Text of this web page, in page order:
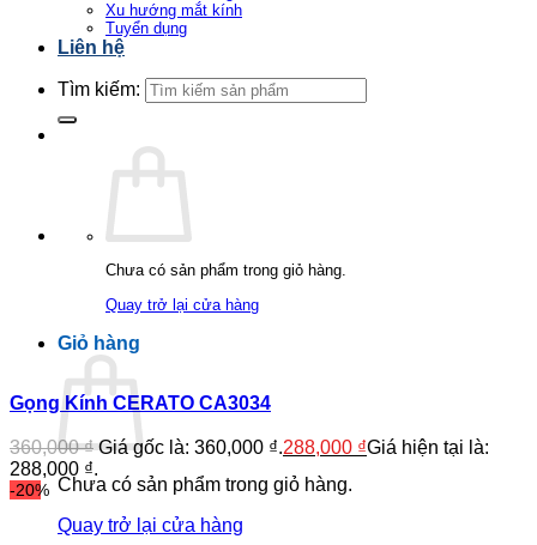
Xu hướng mắt kính
Tuyển dụng
Liên hệ
Tìm kiếm:
Chưa có sản phẩm trong giỏ hàng.
Quay trở lại cửa hàng
Giỏ hàng
Chưa có sản phẩm trong giỏ hàng.
Quay trở lại cửa hàng
Gọng Kính CERATO CA3034
360,000₫ Giá gốc là: 360,000 ₫.288,000 ₫Giá hiện tại là:
288,000 ₫.
-20%